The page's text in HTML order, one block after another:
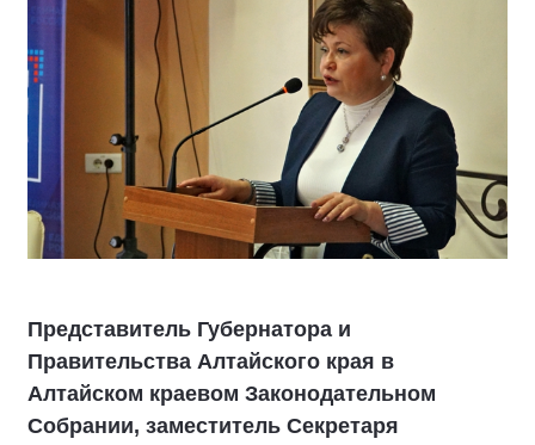
Представитель Губернатора и
Правительства Алтайского края в
Алтайском краевом Законодательном
Собрании, заместитель Секретаря